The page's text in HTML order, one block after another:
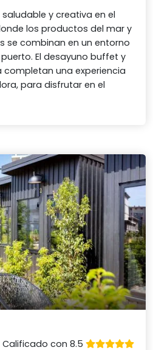
y creativa en el
los productos del mar y
se combinan en un entorno
El desayuno buffet y
una experiencia
para disfrutar en el
Calificado con 8.5